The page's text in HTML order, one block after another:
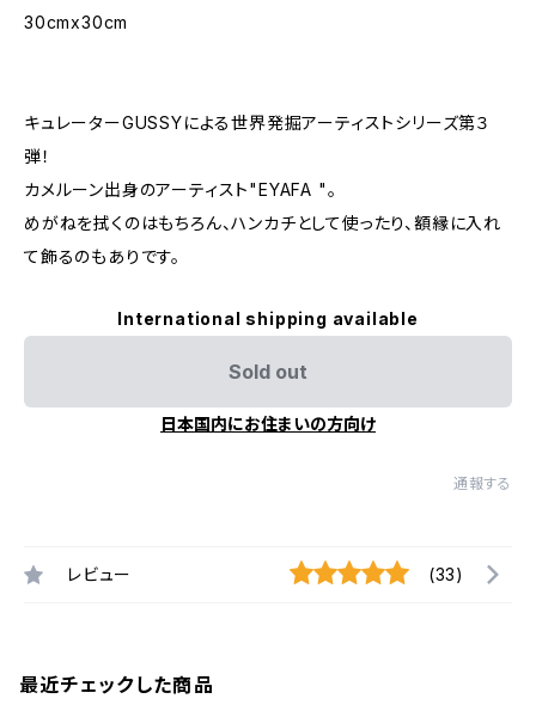
30cmx30cm
キュレーターGUSSYによる世界発掘アーティストシリーズ第３
弾！
カメルーン出身のアーティスト"EYAFA "。
めがねを拭くのはもちろん、ハンカチとして使ったり、額縁に入れ
て飾るのもありです。
International shipping available
Sold out
日本国内にお住まいの方向け
通報する
レビュー (33)
最近チェックした商品